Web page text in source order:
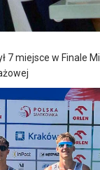
7 miejsce w Finale